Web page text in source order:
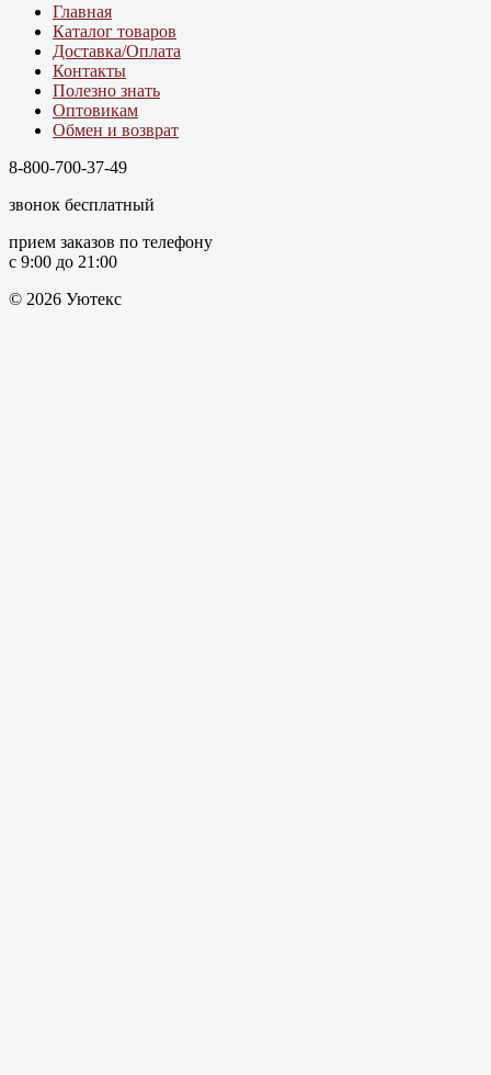
Главная
Каталог товаров
Доставка/Оплата
Контакты
Полезно знать
Оптовикам
Обмен и возврат
8-800-700-37-49
звонок бесплатный
прием заказов по телефону
с 9:00 до 21:00
© 2026 Уютекс